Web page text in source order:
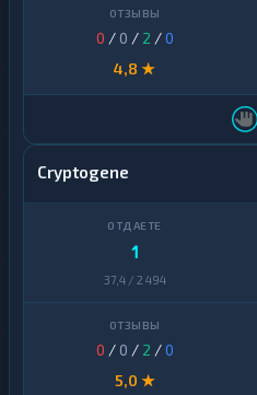
0 / 0 / 2 /0
4,8 ★
Cryptogene
1
37,4 / 2 494
0 / 0 / 2 /0
5,0 ★